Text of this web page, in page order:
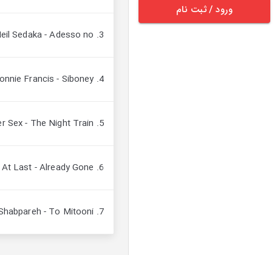
ورود / ثبت نام
3. Neil Sedaka - Adesso no
4. Connie Francis - Siboney
5. Cigarettes After Sex - The Night Train
6. Sleeping At Last - Already Gone
7. Shahram Shabpareh - To Mitooni